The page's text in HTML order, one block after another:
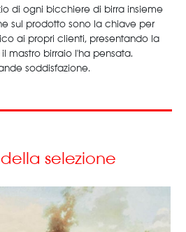
QUALITY
Beverage company che mira
di ogni bicchiere di birra insieme
sul prodotto sono la chiave per
ai propri clienti, presentando la
mastro birraio l'ha pensata.
soddisfazione.
selezione